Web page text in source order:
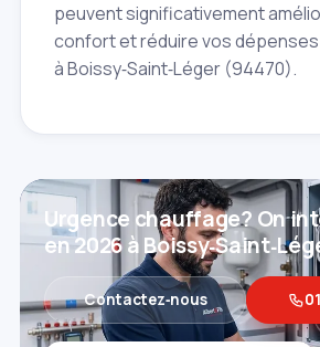
peuvent significativement
confort et réduire vos
à Boissy‑Saint‑Léger (94470).
Urgence chauffage? On
en 2026 à
Contactez‑nous